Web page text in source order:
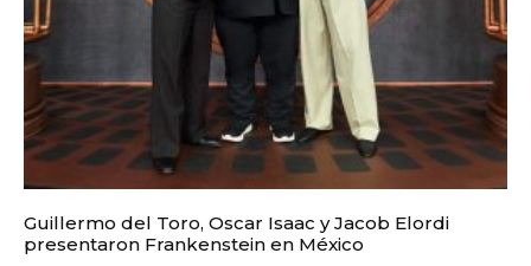
Guillermo del Toro, Oscar Isaac y Jacob Elordi
presentaron Frankenstein en México